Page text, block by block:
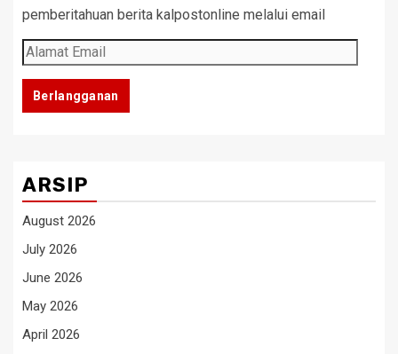
pemberitahuan berita kalpostonline melalui email
Alamat
Email
Berlangganan
ARSIP
August 2026
July 2026
June 2026
May 2026
April 2026